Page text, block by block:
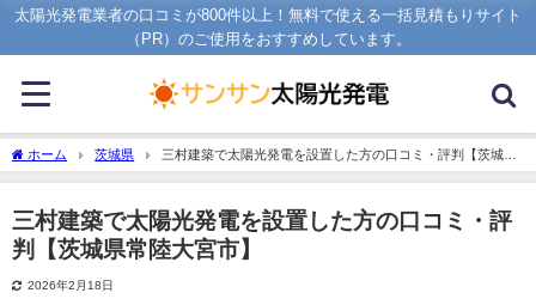
太陽光発電業者の口コミが800件以上！無料で使える一括見積もりサイト
（PR）のご使用をおすすめしています。
ホーム 茨城県
三村建築で太陽光発電を設置した方の口コミ・評判【茨城県
常陸大宮市】
三村建築で太陽光発電を設置した方の口コミ・評
判【茨城県常陸大宮市】
2026年2月18日